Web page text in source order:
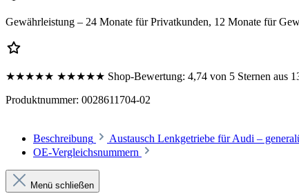
Gewährleistung – 24 Monate für Privatkunden, 12 Monate für
★★★★★ ★★★★★ Shop-Bewertung: 4,74 von 5 Sternen aus
Produktnummer: 0028611704-02
Beschreibung Austausch Lenkgetriebe für Audi –
OE-Vergleichsnummern
Menü schließen